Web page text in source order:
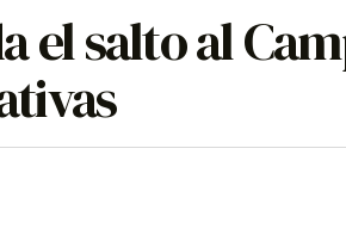
el salto al